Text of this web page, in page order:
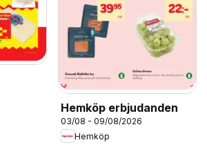
Hemköp erbjudanden
03/08 - 09/08/2026
Hemköp